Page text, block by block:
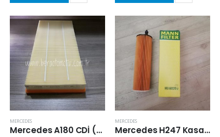
MERCEDES
Mercedes A180 CDİ (W169) 2004-2012 Arası Hava Filtresi
MERCEDES
Mercedes H247 Kasa Gla 180 (OM654.920) 2020 Sonrası Dizel Yağ Filtresi